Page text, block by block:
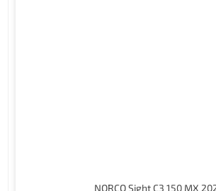
NORCO Sight C3 150 MX